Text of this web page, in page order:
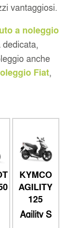
vantaggiosi.
a noleggio
anche
Fiat,
KYMCO
AGILITY
125
Agility S